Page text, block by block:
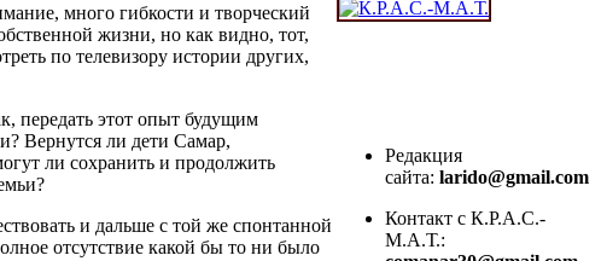
много гибкости и творческий
жизни, но как видно, тот,
по телевизору истории других,
передать этот опыт будущим
Вернутся ли дети Самар,
ли сохранить и продолжить
и дальше с той же спонтанной
отсутствие какой бы то ни было
Редакция
сайта: larido@gmail.com
Контакт с К.Р.А.С.-
М.А.Т.: